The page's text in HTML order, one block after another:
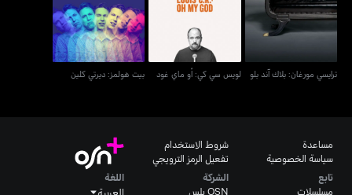
ترايسي مورغان: بلاك آند بلو لويس سي كي: أو ماي غود بيت هولمز: ديرتي كلين
مساعدة
سياسة الخصوصية
شروط الاستخدام
تفعيل الرمز الترويجي
تابع
مسلسلات
الشركة
OSN بلس
اللغة